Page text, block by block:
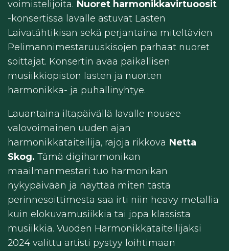
voimistelijoita. Nuoret harmonikkavirtuoosit
-konsertissa lavalle astuvat Lasten
Laivatähtikisan sekä perjantaina miteltävien
Pelimannimestaruuskisojen parhaat nuoret
soittajat. Konsertin avaa paikallisen
musiikkiopiston lasten ja nuorten
harmonikka- ja puhallinyhtye.
Lauantaina iltapäivällä lavalle nousee
valovoimainen uuden ajan
harmonikkataiteilija, rajoja rikkova Netta
Skog. Tämä digiharmonikan
maailmanmestari tuo harmonikan
nykypäivään ja näyttää miten tästä
perinnesoittimesta saa irti niin heavy metallia
kuin elokuvamusiikkia tai jopa klassista
musiikkia. Vuoden Harmonikkataiteilijaksi
2024 valittu artisti pystyy loihtimaan